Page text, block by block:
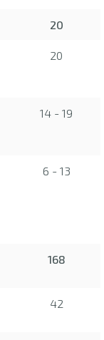
20
20
14 - 19
6 - 13
168
42